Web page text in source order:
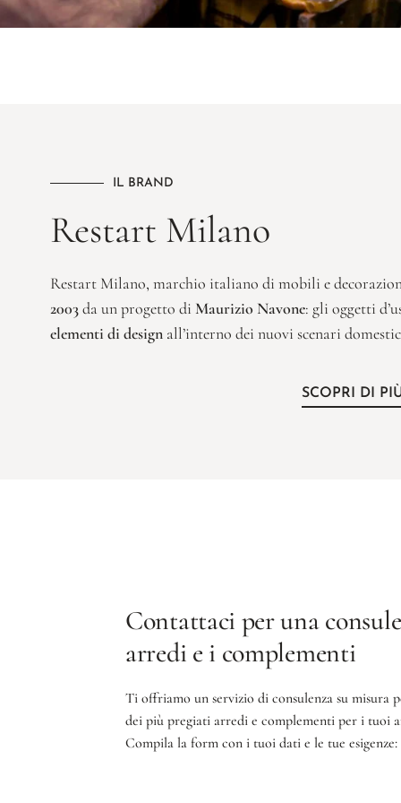
IL BRAND
Restart Milano
Restart Milano, marchio italiano di mobili e
2003da un progetto diMaurizio Navone: gli oggetti
elementi di design all’interno dei nuovi scenari
SCOPRI DI
Contattaci per una
arredi e i complementi
Ti offriamo un servizio di consulenza su misura
dei più pregiati arredi e complementi per i tuoi
Compila la form con i tuoi dati e le tue